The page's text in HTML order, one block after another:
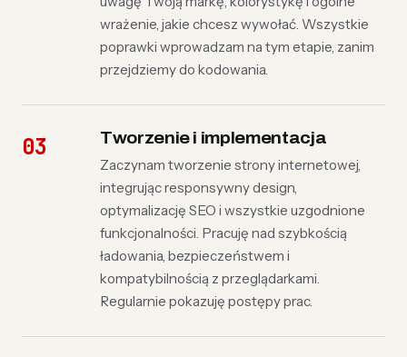
wrażenie, jakie chcesz wywołać. Wszystkie
poprawki wprowadzam na tym etapie, zanim
przejdziemy do kodowania.
Tworzenie i implementacja
Zaczynam tworzenie strony internetowej,
integrując responsywny design,
optymalizację SEO i wszystkie uzgodnione
funkcjonalności. Pracuję nad szybkością
ładowania, bezpieczeństwem i
kompatybilnością z przeglądarkami.
Regularnie pokazuję postępy prac.